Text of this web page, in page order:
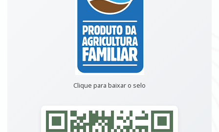
Clique para baixar o selo